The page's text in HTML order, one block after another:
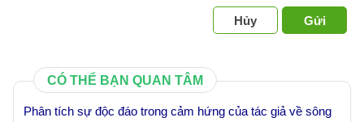
Hủy Gửi
CÓ THỂ BẠN QUAN TÂM
Phân tích sự độc đáo trong cảm hứng của tác giả về sông